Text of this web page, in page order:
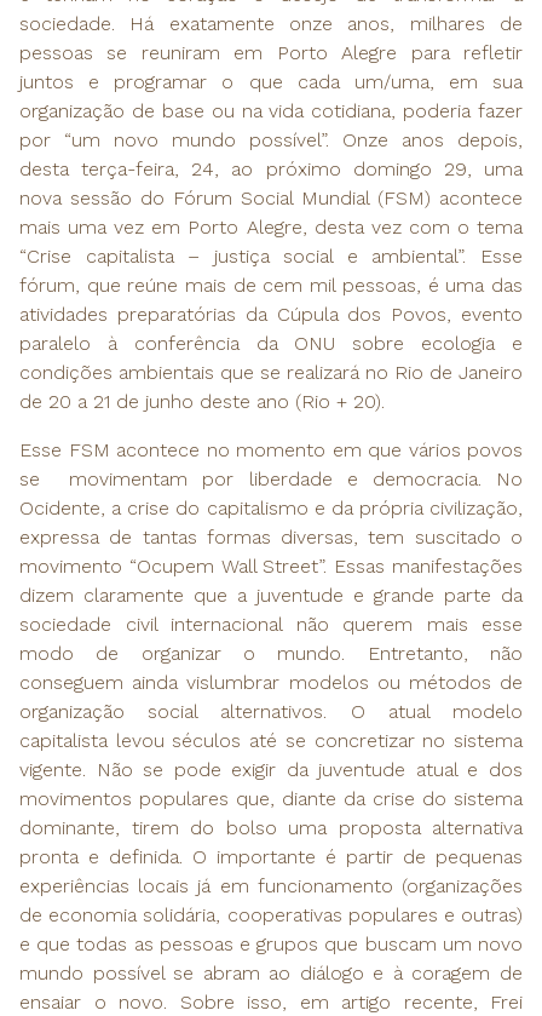
sociedade. Há exatamente onze anos, milhares de
pessoas se reuniram em Porto Alegre para refletir
juntos e programar o que cada um/uma, em sua
organização de base ou na vida cotidiana, poderia fazer
por “um novo mundo possível”. Onze anos depois,
desta terça-feira, 24, ao próximo domingo 29, uma
nova sessão do Fórum Social Mundial (FSM) acontece
mais uma vez em Porto Alegre, desta vez com o tema
“Crise capitalista – justiça social e ambiental”. Esse
fórum, que reúne mais de cem mil pessoas, é uma das
atividades preparatórias da Cúpula dos Povos, evento
paralelo à conferência da ONU sobre ecologia e
condições ambientais que se realizará no Rio de Janeiro
de 20 a 21 de junho deste ano (Rio + 20).
Esse FSM acontece no momento em que vários povos
se movimentam por liberdade e democracia. No
Ocidente, a crise do capitalismo e da própria civilização,
expressa de tantas formas diversas, tem suscitado o
movimento “Ocupem Wall Street”. Essas manifestações
dizem claramente que a juventude e grande parte da
sociedade civil internacional não querem mais esse
modo de organizar o mundo. Entretanto, não
conseguem ainda vislumbrar modelos ou métodos de
organização social alternativos. O atual modelo
capitalista levou séculos até se concretizar no sistema
vigente. Não se pode exigir da juventude atual e dos
movimentos populares que, diante da crise do sistema
dominante, tirem do bolso uma proposta alternativa
pronta e definida. O importante é partir de pequenas
experiências locais já em funcionamento (organizações
de economia solidária, cooperativas populares e outras)
e que todas as pessoas e grupos que buscam um novo
mundo possível se abram ao diálogo e à coragem de
ensaiar o novo. Sobre isso, em artigo recente, Frei